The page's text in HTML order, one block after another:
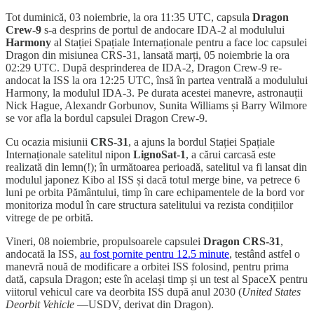
Tot duminică, 03 noiembrie, la ora 11:35 UTC, capsula Dragon
Crew-9 s-a desprins de portul de andocare IDA-2 al modulului
Harmony al Stației Spațiale Internaționale pentru a face loc capsulei
Dragon din misiunea CRS-31, lansată marți, 05 noiembrie la ora
02:29 UTC. După desprinderea de IDA-2, Dragon Crew-9 re-
andocat la ISS la ora 12:25 UTC, însă în partea ventrală a modulului
Harmony, la modulul IDA-3. Pe durata acestei manevre, astronauții
Nick Hague, Alexandr Gorbunov, Sunita Williams și Barry Wilmore
se vor afla la bordul capsulei Dragon Crew-9.
Cu ocazia misiunii CRS-31, a ajuns la bordul Stației Spațiale
Internaționale satelitul nipon LignoSat-1, a cărui carcasă este
realizată din lemn(!); în următoarea perioadă, satelitul va fi lansat din
modulul japonez Kibo al ISS și dacă totul merge bine, va petrece 6
luni pe orbita Pământului, timp în care echipamentele de la bord vor
monitoriza modul în care structura satelitului va rezista condițiilor
vitrege de pe orbită.
Vineri, 08 noiembrie, propulsoarele capsulei Dragon CRS-31,
andocată la ISS, au fost pornite pentru 12.5 minute, testând astfel o
manevră nouă de modificare a orbitei ISS folosind, pentru prima
dată, capsula Dragon; este în același timp și un test al SpaceX pentru
viitorul vehicul care va deorbita ISS după anul 2030 (United States
Deorbit Vehicle —USDV, derivat din Dragon).